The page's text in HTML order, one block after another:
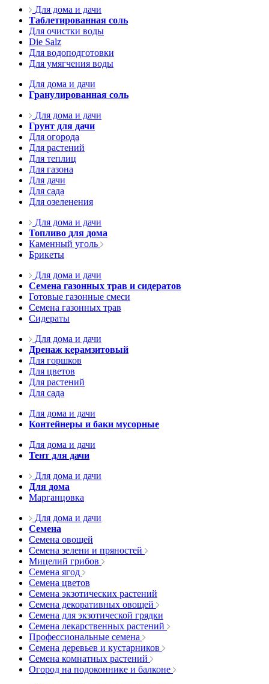
Для дома и дачи
Таблетированная соль
Для очистки воды
Die Salz
Для водоподготовки
Для умягчения воды
Для дома и дачи
Гранулированная соль
Для дома и дачи
Грунт для дачи
Для огорода
Для растений
Для теплиц
Для газона
Для дачи
Для сада
Для озеленения
Для дома и дачи
Топливо для дома
Каменный уголь
Брикеты
Для дома и дачи
Семена газонных трав и сидератов
Готовые газонные смеси
Семена газонных трав
Сидераты
Для дома и дачи
Дренаж керамзитовый
Для горшков
Для цветов
Для растений
Для сада
Для дома и дачи
Контейнеры и баки мусорные
Для дома и дачи
Тент для дачи
Для дома и дачи
Для дома
Марганцовка
Для дома и дачи
Семена
Семена овощей
Семена зелени и пряностей
Мицелий грибов
Семена ягод
Семена цветов
Семена экзотических растений
Семена декоративных овощей
Семена для экзотической грядки
Семена лекарственных растений
Профессиональные семена
Семена деревьев и кустарников
Семена комнатных растений
Огород на подоконнике и балконе